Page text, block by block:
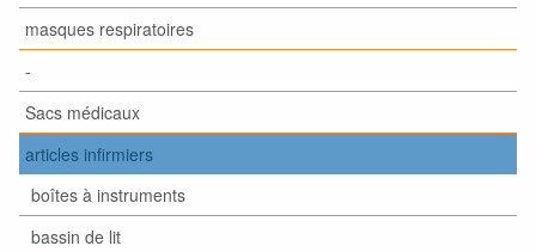
masques respiratoires
-
Sacs médicaux
articles infirmiers
boîtes à instruments
bassin de lit